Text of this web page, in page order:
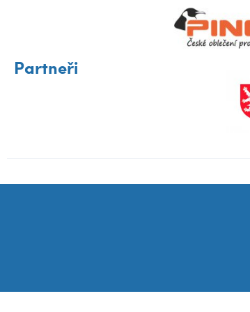
Partneři